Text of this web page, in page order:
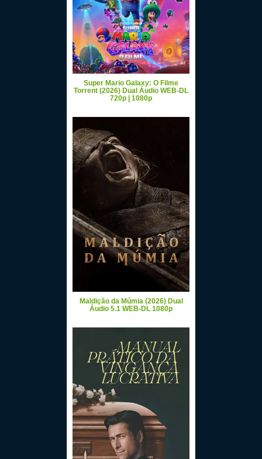
Super Mario Galaxy: O Filme
Torrent (2026) Dual Áudio WEB-DL
720p | 1080p
Maldição da Múmia (2026) Dual
Áudio 5.1 WEB-DL 1080p